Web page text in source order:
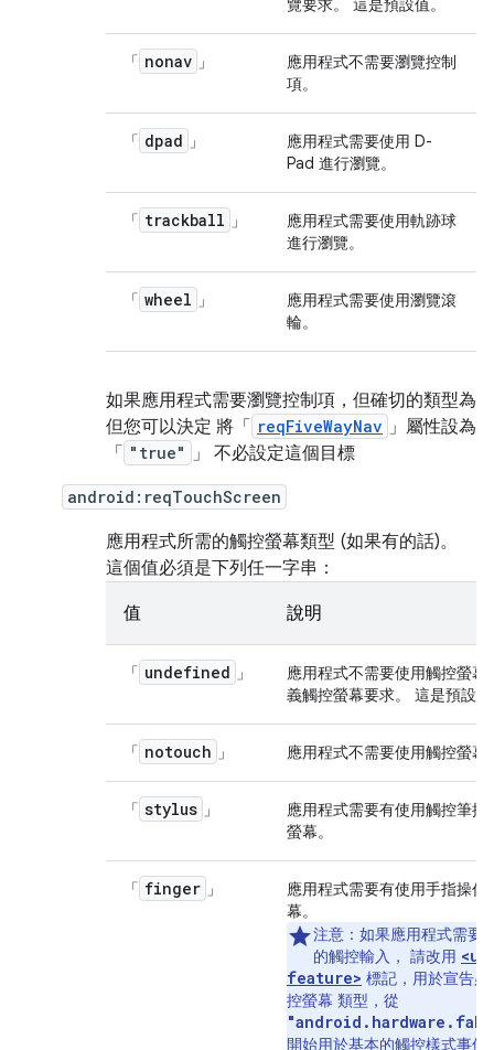
覽要求。 這是預設值。
「 nonav 」
應用程式不需要瀏覽控制
項。
「 dpad 」
應用程式需要使用 D-
Pad 進行瀏覽。
「 trackball 」
應用程式需要使用軌跡球
進行瀏覽。
「 wheel 」
應用程式需要使用瀏覽滾
輪。
如果應用程式需要瀏覽控制項，但確切的類型為
但您可以決定 將「
reqFiveWayNav 」屬性設為
「
"true" 」 不必設定這個目標
android:reqTouchScreen
應用程式所需的觸控螢幕類型 (如果有的話)。
這個值必須是下列任一字串：
值 說明
「 undefined 」
應用程式不需要使用觸控螢幕
義觸控螢幕要求。 這是預設
「 notouch 」 應用程式不需要使用觸控螢幕
「 stylus 」
應用程式需要有使用觸控筆操
螢幕。
「 finger 」
應用程式需要有使用手指操作
幕。
注意： 如果應用程式需要
的觸控輸入， 請改用
feature> 標記，用於宣告必
控螢幕 類型，從
開始用於基本的觸控樣式事件